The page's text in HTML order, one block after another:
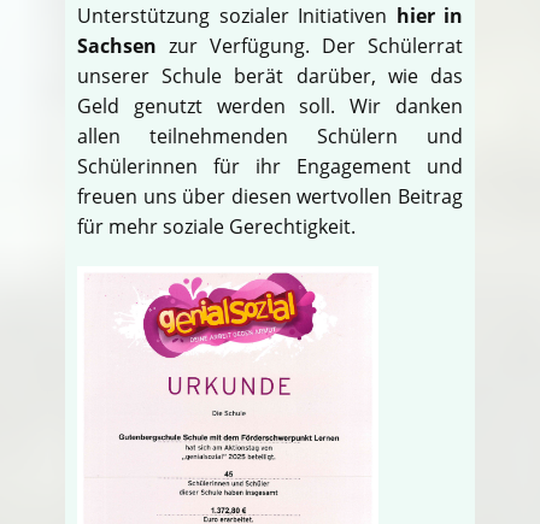
Unterstützung sozialer Initiativen hier in
Sachsen zur Verfügung. Der Schülerrat
unserer Schule berät darüber, wie das
Geld genutzt werden soll. Wir danken
allen teilnehmenden Schülern und
Schülerinnen für ihr Engagement und
freuen uns über diesen wertvollen Beitrag
für mehr soziale Gerechtigkeit.